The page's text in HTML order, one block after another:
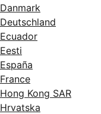
Danmark
Deutschland
Ecuador
Eesti
España
France
Hong Kong SAR
Hrvatska